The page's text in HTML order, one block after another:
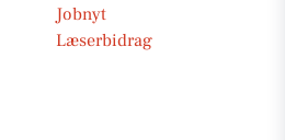
Jobnyt
Læserbidrag